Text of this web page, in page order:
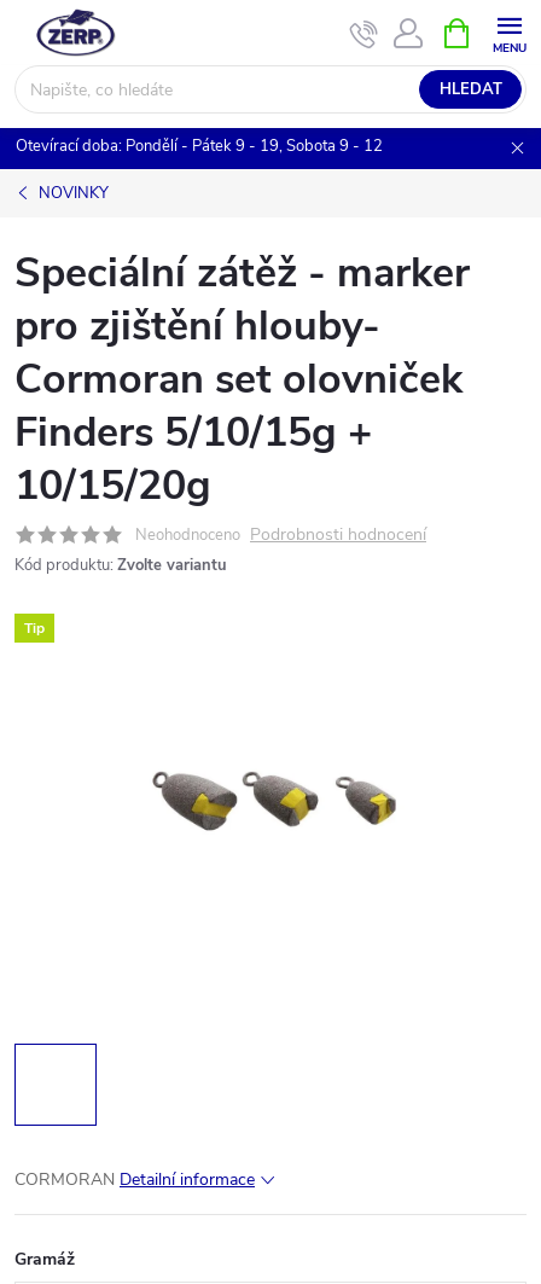
obsah
HLEDAT
NÁKUPNÍ
KOŠÍK
Otevírací doba: Pondělí - Pátek 9 - 19, Sobota 9 - 12
NOVINKY
Speciální zátěž - marker
pro zjištění hlouby-
Cormoran set olovniček
Finders 5/10/15g +
10/15/20g
Neohodnoceno Podrobnosti hodnocení
Kód produktu: Zvolte variantu
Tip
CORMORAN Detailní informace
Gramáž